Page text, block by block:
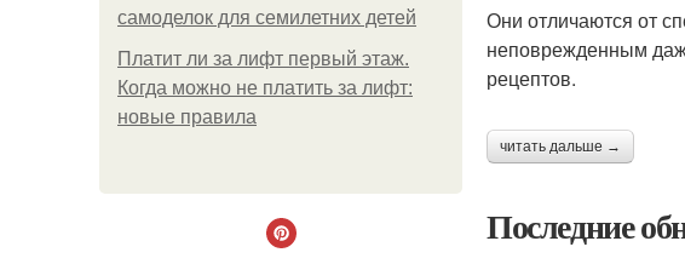
самоделок для семилетних детей
Платит ли за лифт первый этаж.
Когда можно не платить за лифт:
новые правила
Они отличаются от
неповрежденным
рецептов.
читать дальше →
Последние